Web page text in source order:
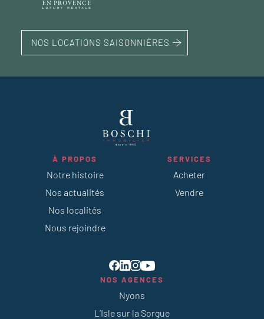
NOS LOCATIONS SAISONNIÈRES
À PROPOS
Notre histoire
Nos actualités
Nos localités
Nous rejoindre
SERVICES
Acheter
Vendre
NOS AGENCES
Nyons
L’Isle sur la Sorgue